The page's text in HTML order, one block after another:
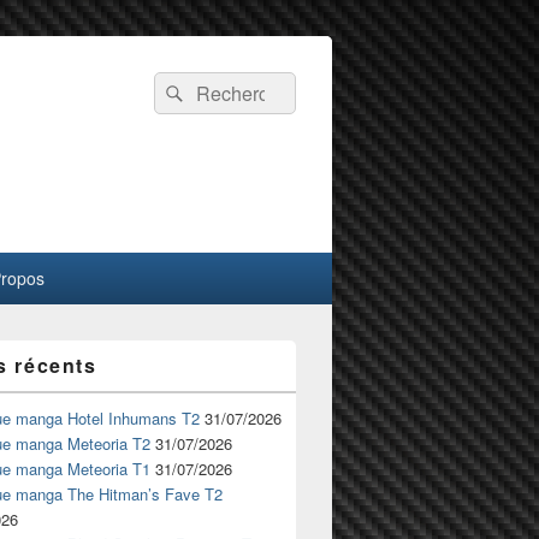
Recherche :
Rechercher
récents
manga Hotel Inhumans T2 31/07/2026
manga Meteoria T2 31/07/2026
manga Meteoria T1 31/07/2026
manga The Hitman’s Fave T2